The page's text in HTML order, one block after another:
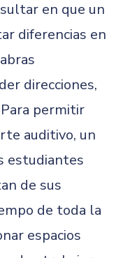
en que un
diferencias en
direcciones,
permitir
auditivo, un
estudiantes
de sus
de toda la
espacios